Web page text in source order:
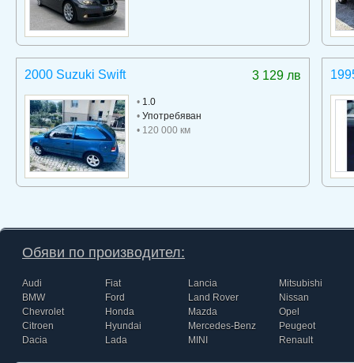
3 129 лв
2000 Suzuki Swift
• 1.0
• Употребяван
• 120 000 км
Обяви по производител:
Audi
BMW
Chevrolet
Citroen
Dacia
Fiat
Ford
Honda
Hyundai
Lada
Lancia
Land Rover
Mazda
Mercedes-Benz
MINI
Mitsubishi
Nissan
Opel
Peugeot
Renault